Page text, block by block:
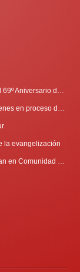
la evangelización